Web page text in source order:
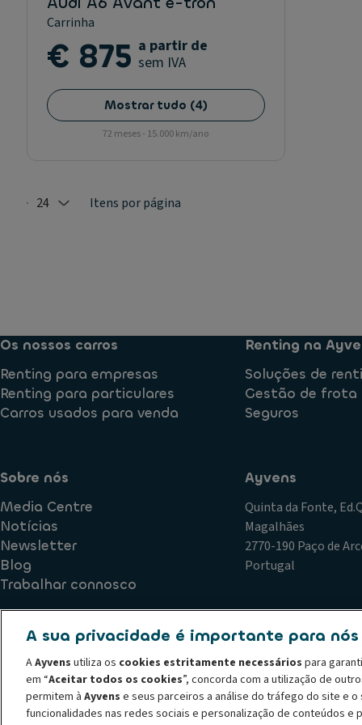
Carrinha
€ 875 a partir de
sem IVA
Mostrar tudo (4)
72 meses - 15.000 km/ano
Selected: 24
24 Itens por página
Os nossos carros
Renting para empresas
Renting para particulares
Carros usados para venda
Renting na
Soluções de
Gestão de frota
Seguros
Sobre nós
Media Centre
Notícias
Newsletter
Blog
Trabalhar connosco
Ayvens
Quinta da Fonte,
Magalhães
2770-190 Paço de
Portugal
Política de Qualidade Plano de Prevenção de Riscos de
Declaração de privacidade
Termos de utilização Política
Código de conduta
Canal de denúncias Política de
© 2026 A ALD Automotive I LeasePlan revela o Grupo Ayvens, a sua
A sua privacidade é importante para nós
AAyvens utiliza os cookies estritamente necessários para
em “Aceitar todos os cookies”, concorda com a utilização de
permitem à Ayvens e seus parceiros a análise do tráfego do site e
funcionalidades nas redes sociais e personalização de conteúdos